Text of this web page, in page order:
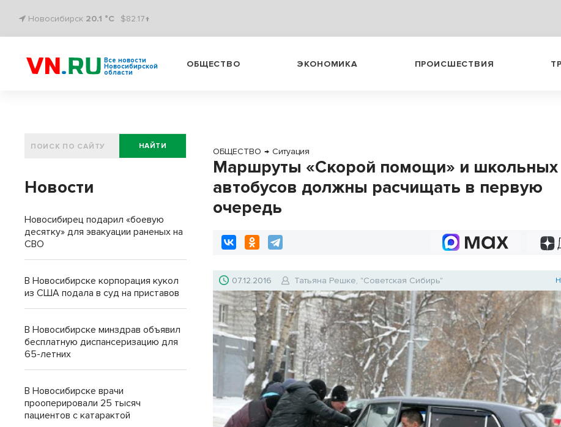
Новосибирск 20.1 °C $82.17↑
Все новости
Новосибирской
области
ОБЩЕСТВО ЭКОНОМИКА ПРОИСШЕСТВИЯ
ОБЩЕСТВО → Ситуация
Маршруты «Скорой помощи» и школьных
автобусов должны расчищать в первую
очередь
07.12.2016 Татьяна Решке, "Советская Сибирь"
НАЙТИ
Новости
Новосибирец подарил «боевую
десятку» для эвакуации раненых на
СВО
В Новосибирске корпорация кукол
из США подала в суд на приставов
В Новосибирске минздрав объявил
бесплатную диспансеризацию для
65-летних
В Новосибирске врачи
прооперировали 25 тысяч
пациентов с катарактой